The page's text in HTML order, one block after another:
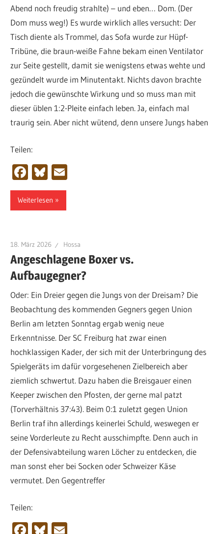
Abend noch freudig strahlte) – und eben… Dom. (Der
Dom muss weg!) Es wurde wirklich alles versucht: Der
Tisch diente als Trommel, das Sofa wurde zur Hüpf-
Tribüne, die braun-weiße Fahne bekam einen Ventilator
zur Seite gestellt, damit sie wenigstens etwas wehte und
gezündelt wurde im Minutentakt. Nichts davon brachte
jedoch die gewünschte Wirkung und so muss man mit
dieser üblen 1:2-Pleite einfach leben. Ja, einfach mal
traurig sein. Aber nicht wütend, denn unsere Jungs haben
Teilen:
Facebook
Bluesky
Weiterlesen
18. März 2026 Hossa
Angeschlagene Boxer vs.
Aufbaugegner?
Oder: Ein Dreier gegen die Jungs von der Dreisam? Die
Beobachtung des kommenden Gegners gegen Union
Berlin am letzten Sonntag ergab wenig neue
Erkenntnisse. Der SC Freiburg hat zwar einen
hochklassigen Kader, der sich mit der Unterbringung des
Spielgeräts im dafür vorgesehenen Zielbereich aber
ziemlich schwertut. Dazu haben die Breisgauer einen
Keeper zwischen den Pfosten, der gerne mal patzt
(Torverhältnis 37:43). Beim 0:1 zuletzt gegen Union
Berlin traf ihn allerdings keinerlei Schuld, weswegen er
seine Vorderleute zu Recht ausschimpfte. Denn auch in
der Defensivabteilung waren Löcher zu entdecken, die
man sonst eher bei Socken oder Schweizer Käse
vermutet. Den Gegentreffer
Teilen:
Facebook
Bluesky